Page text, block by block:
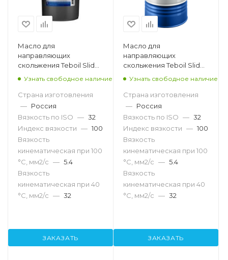
Масло для
направляющих
скольжения Teboil Slide
Узнать свободное наличие
Страна изготовления
— Россия
Вязкость по ISO — 32
Индекс вязкости — 100
Вязкость
кинематическая при 100
°С, мм2/с — 5.4
Вязкость
кинематическая при 40
°С, мм2/с — 32
ЗАКАЗАТЬ
Масло для
направляющих
скольжения Teboil Slide
Узнать свободное наличие
Страна изготовления
— Россия
Вязкость по ISO — 32
Индекс вязкости — 100
Вязкость
кинематическая при 100
°С, мм2/с — 5.4
Вязкость
кинематическая при 40
°С, мм2/с — 32
ЗАКАЗАТЬ